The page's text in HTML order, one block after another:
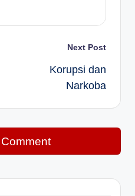
Next Post
Korupsi dan
Narkoba